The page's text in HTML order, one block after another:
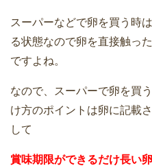
スーパーなどで卵を買う時
る状態なので卵を直接触っ
ですよね。
なので、スーパーで卵を買
け方のポイントは卵に記載
して
賞味期限ができるだけ長い